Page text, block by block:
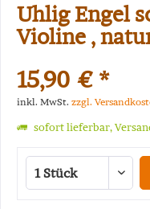
Uhlig Engel
Violine ,
15,90 € *
inkl. MwSt. zzgl.
sofort lieferbar,